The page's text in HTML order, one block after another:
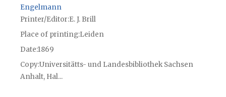
Engelmann
Printer/Editor E. J. Brill
Place of printingLeiden
Date1869
CopyUniversitätts- und Landesbibliothek Sachsen
Anhalt, Hal...